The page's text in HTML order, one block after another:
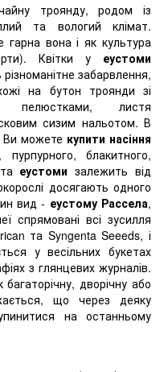
троянду, родом із
та вологий клімат.
вона і як культура
Квітки у еустоми
забарвлення,
на бутон троянди зі
пелюстками, листя
сизим нальотом. В
Ви можете купити насіння
блакитного,
еустоми залежить від
досягають одного
вид - еустому Рассела,
спрямовані всі зусилля
та Syngenta Seeeds, і
у весільних букетах
з глянцевих журналів.
дворічну або
що через деяку
на останньому